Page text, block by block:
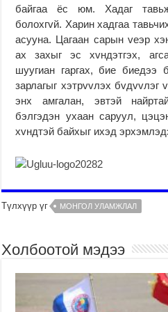
байгаа ёс юм. Хадаг
болохгvй. Харин хадгаа
асууна. Цагаан сарын vеэр
ах захыг эс хvндэтгэх,
шуугиан гаргах, бие биедээ
зарлагыг хэтрvvлэх бvдvvлэг
энх амгалан, эвтэй
бэлгэдэн ухаан саруул,
хvндтэй байхыг ихэд
Түлхүүр үг МОНГОЛ УЛАМЖЛАЛ
Холбоотой мэдээ